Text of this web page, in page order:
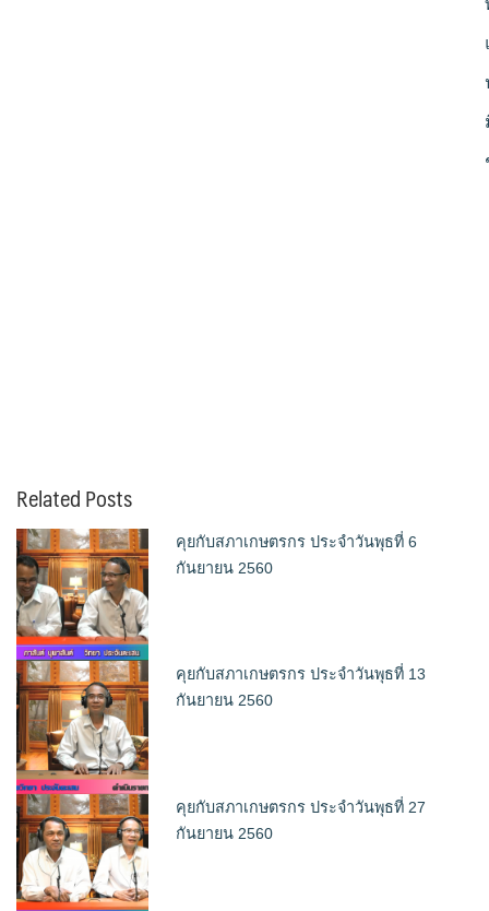
Related Posts
คุยกับสภาเกษตรกร ประจำวันพุธที่ 6
กันยายน 2560
คุยกับสภาเกษตรกร ประจำวันพุธที่ 13
กันยายน 2560
คุยกับสภาเกษตรกร ประจำวันพุธที่ 27
กันยายน 2560